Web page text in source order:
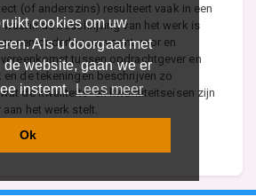
cookies om uw
Als u doorgaat met
de website, gaan we er
instemt.Lees meer
Ok
(of anderszins) resulteert vaak in een
de beschrijving van het werk is
een onderlegger vormt voor en
tussen opdrachtgever en
en de tekeningen beschrijven zo
de kwaliteits- en kwantiteitseisen zijn
het werk stelt.